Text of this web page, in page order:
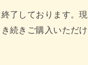
了しております。現
続きご購入いただけ